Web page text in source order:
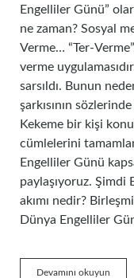
Engelliler Günü”
ne zaman? Sosyal
Verme… “Ter-
verme
sarsıldı. Bunun
şarkısının
Kekeme bir kişi
cümlelerini
Engelliler Günü
paylaşıyoruz. Şimdi
akımı nedir?
Dünya Engelliler
Devamını okuyun